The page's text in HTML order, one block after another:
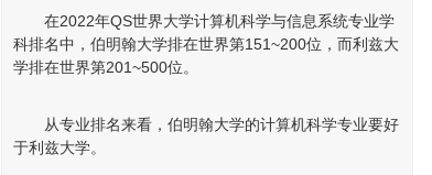
在2022年QS世界大学计算机科学与信息系统专业学
科排名中，伯明翰大学排在世界第151~200位，而利兹大
学排在世界第201~500位。
从专业排名来看，伯明翰大学的计算机科学专业要好
于利兹大学。